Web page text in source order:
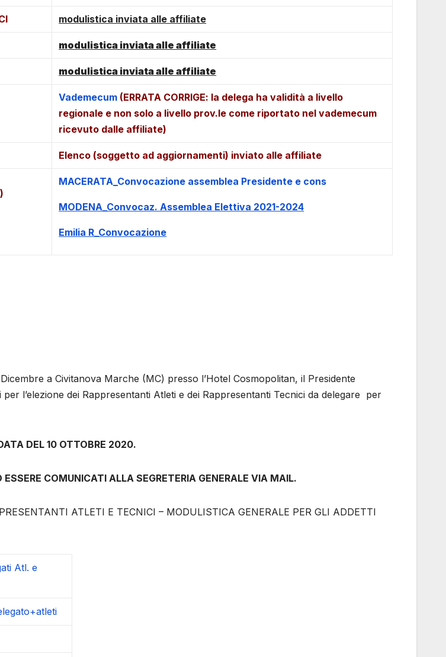
modulistica inviata alle affiliate
modulistica inviata alle affiliate
modulistica inviata alle affiliate
Vademecum (ERRATA CORRIGE: la delega ha validità a livello
regionale e non solo a livello prov.le come riportato nel vademecum
ricevuto dalle affiliate)
Elenco (soggetto ad aggiornamenti) inviato alle affiliate
MACERATA_Convocazione assemblea Presidente e cons
MODENA_Convocaz. Assemblea Elettiva 2021-2024
Emilia R_Convocazione
a Civitanova Marche (MC) presso l’Hotel Cosmopolitan, il Presidente
l’elezione dei Rappresentanti Atleti e dei Rappresentanti Tecnici da delegare per
DEL 10 OTTOBRE 2020.
COMUNICATI ALLA SEGRETERIA GENERALE VIA MAIL.
ATLETI E TECNICI – MODULISTICA GENERALE PER GLI ADDETTI
Atl. e